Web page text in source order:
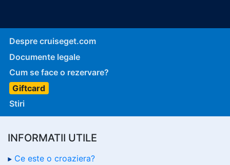
Despre cruiseget.com
Documente legale
Cum se face o rezervare?
Giftcard
Stiri
INFORMATII UTILE
Ce este o croaziera?